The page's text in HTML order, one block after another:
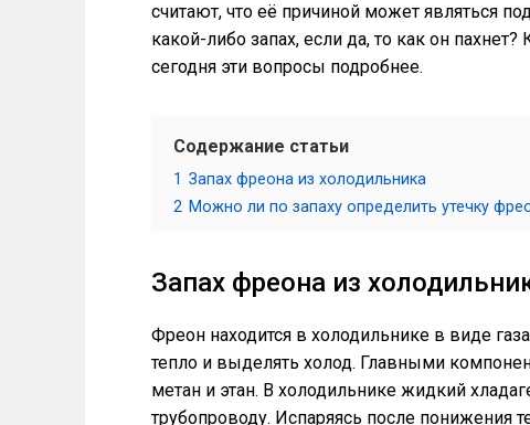
считают, что её причиной может являться
какой-либо запах, если да, то как он
сегодня эти вопросы подробнее.
Содержание статьи
1 Запах фреона из холодильника
2 Можно ли по запаху определить утечку
Запах фреона из
Фреон находится в холодильнике в виде
тепло и выделять холод. Главными
метан и этан. В холодильнике жидкий
трубопроводу. Испаряясь после понижения